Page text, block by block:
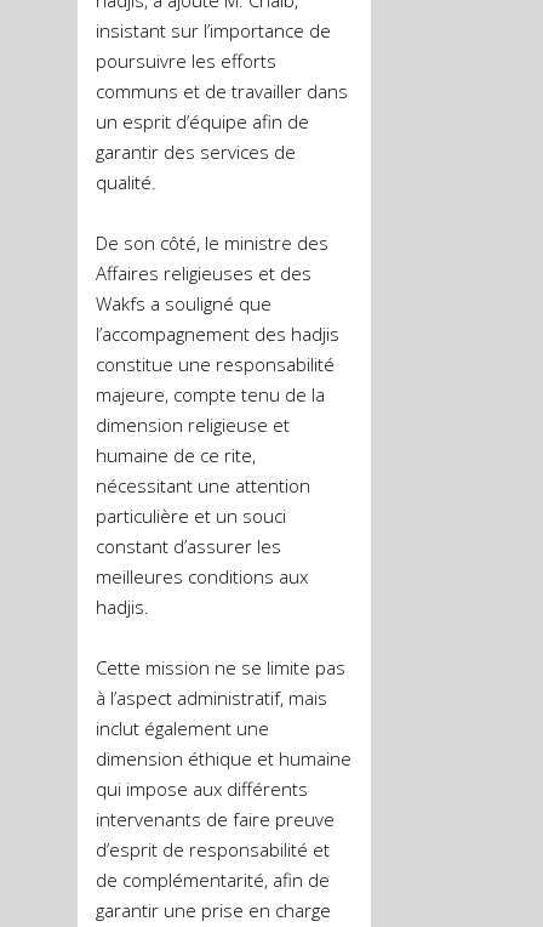
insistant sur l’importance de
poursuivre les efforts
communs et de travailler dans
un esprit d’équipe afin de
garantir des services de
qualité.
De son côté, le ministre des
Affaires religieuses et des
Wakfs a souligné que
l’accompagnement des hadjis
constitue une responsabilité
majeure, compte tenu de la
dimension religieuse et
humaine de ce rite,
nécessitant une attention
particulière et un souci
constant d’assurer les
meilleures conditions aux
hadjis.
Cette mission ne se limite pas
à l’aspect administratif, mais
inclut également une
dimension éthique et humaine
qui impose aux différents
intervenants de faire preuve
d’esprit de responsabilité et
de complémentarité, afin de
garantir une prise en charge